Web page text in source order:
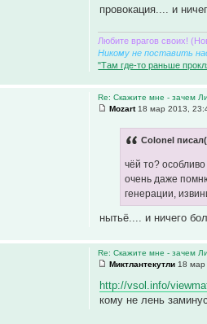
провокация.... и
Любите врагов своих!
Никому не поставить
"Там где-то раньше
Re: Скажите мне - зачем
Mozart18 мар 2013,
Colonel
чёй то?
очень даже
генерации,
нытьё.... и ничего
Re: Скажите мне - зачем
Миктлантекутли 18 мар
http://vsol.info/
кому не лень